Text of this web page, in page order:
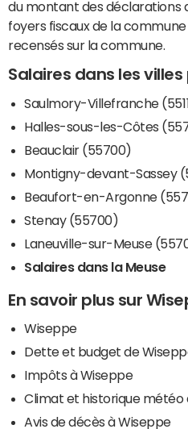
du montant des déclarations
foyers fiscaux de la
recensés sur la commune.
Salaires dans les
Saulmory-Villefranche
Halles-sous-les-Côtes
Beauclair (55700)
Montigny-devant-Sassey
Beaufort-en-Argonne
Stenay (55700)
Laneuville-sur-Meuse
Salaires dans la Meuse
En savoir plus sur
Wiseppe
Dette et budget de
Impôts à Wiseppe
Climat et historique météo
Avis de décès à Wiseppe